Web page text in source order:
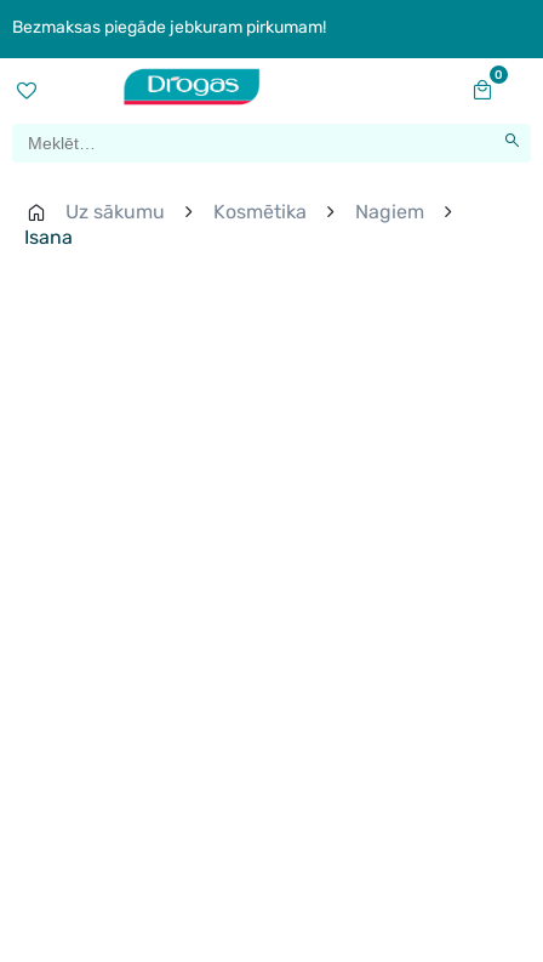
Bezmaksas piegāde jebkuram pirkumam!
0
Uz sākumu Kosmētika
Nagiem
Isana